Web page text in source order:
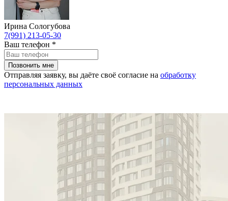
Ирина Сологубова
7(991) 213-05-30
Ваш телефон *
Отправляя заявку, вы даёте своё согласие на обработку
персональных данных